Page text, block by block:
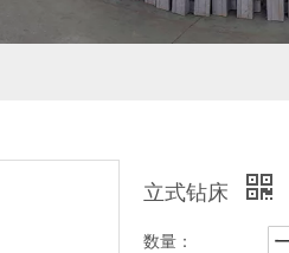
立式钻床
数量：